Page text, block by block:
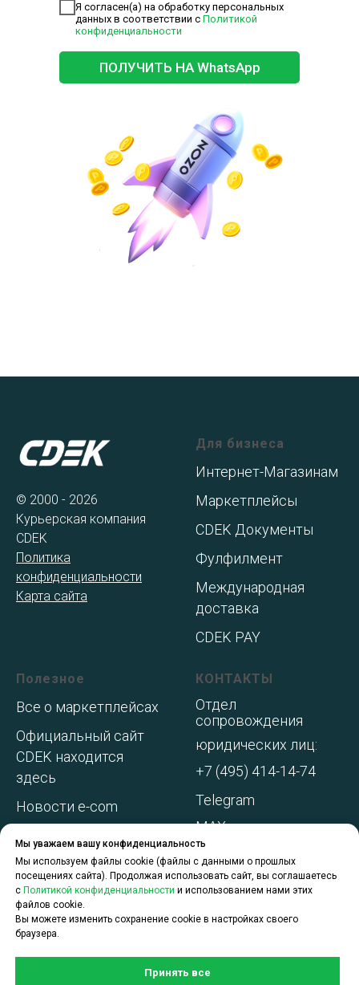
Я согласен(а) на обработку персональных
данных в соответствии с Политикой
конфиденциальности
ПОЛУЧИТЬ НА WhatsApp
Мы уважаем вашу конфиденциальность
Мы используем файлы cookie (файлы с данными о прошлых
посещениях сайта). Продолжая использовать сайт, вы соглашаетесь
с Политикой конфиденциальности и использованием нами этих
файлов cookie.
Вы можете изменить сохранение cookie в настройках своего
браузера.
Принять все
© 2000 - 2026
Курьерская компания
CDEK
Политика
конфиденциальности
Карта сайта
Для бизнеса
Интернет-Магазинам
Маркетплейсы
CDEK Документы
Фулфилмент
Международная
доставка
CDEK PAY
Полезное
Все о маркетплейсах
Официальный сайт
CDEK находится
здесь
Новости e-com
Акции и
спецпредложения
О компании
КОНТАКТЫ
Отдел
сопровождения
юридических лиц:
+7 (495) 414-14-74
Telegram
MAX